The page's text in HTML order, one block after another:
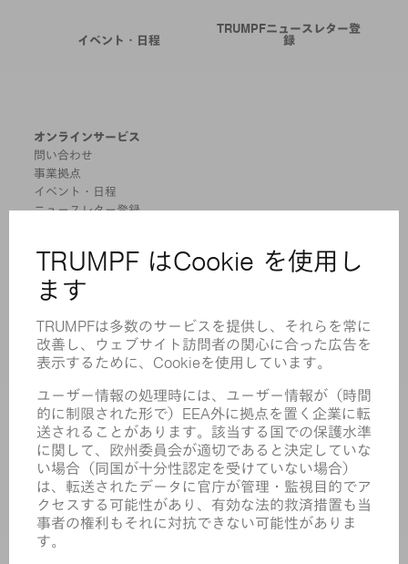
イベント・日程
TRUMPFニュースレター登
録
オンラインサービス
問い合わせ
事業拠点
イベント・日程
ニュースレター登録
製品
機械 & システム
レーザ
パワーエレクトロニクス
電気ツール
スマートファクトリー
ソフトウェア
サービス
アプリケーション
業界
企業
キャリア
求人情報
企業プロフィール
取締役会
年次報告書